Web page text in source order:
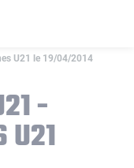
U21 le 19/04/2014
-
U21